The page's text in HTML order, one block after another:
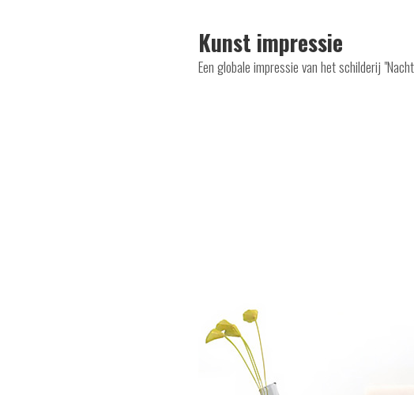
Kunst impressie
Een globale impressie van het schilderij